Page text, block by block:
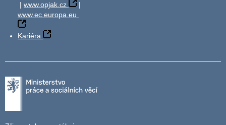
| www.opjak.cz
|
www.ec.europa.eu
Kariéra